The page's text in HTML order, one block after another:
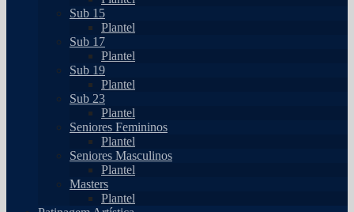
Sub 15
Plantel
Sub 17
Plantel
Sub 19
Plantel
Sub 23
Plantel
Seniores Femininos
Plantel
Seniores Masculinos
Plantel
Masters
Plantel